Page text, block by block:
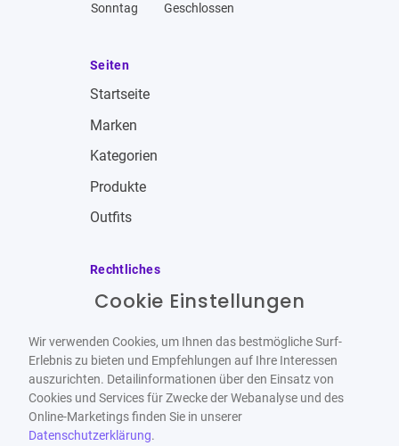
Sonntag
Geschlossen
Seiten
Startseite
Marken
Kategorien
Produkte
Outfits
Rechtliches
Impressum
Datenschutzbestimmungen
Widerrufsbelehrung
Cookie Einstellungen
Wir verwenden Cookies, um Ihnen das bestmögliche Surf-
Erlebnis zu bieten und Empfehlungen auf Ihre Interessen
auszurichten. Detailinformationen über den Einsatz von
Cookies und Services für Zwecke der Webanalyse und des
Online-Marketings finden Sie in unserer
Datenschutzerklärung.